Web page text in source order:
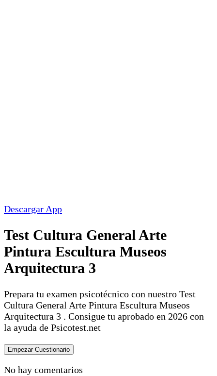
Descargar App
Test Cultura General Arte
Pintura Escultura Museos
Arquitectura 3
Prepara tu examen psicotécnico con nuestro Test
Cultura General Arte Pintura Escultura Museos
Arquitectura 3 . Consigue tu aprobado en 2026 con
la ayuda de Psicotest.net
No hay comentarios